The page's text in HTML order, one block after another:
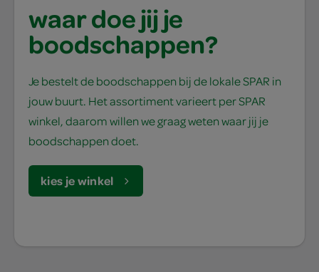
waar doe jij je
boodschappen?
Je bestelt de boodschappen bij de lokale SPAR in
jouw buurt. Het assortiment varieert per SPAR
winkel, daarom willen we graag weten waar jij je
boodschappen doet.
kies je winkel